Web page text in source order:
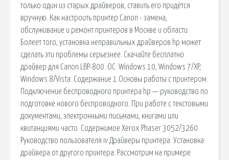
только один из старых драйверов, ставить его придётся
вручную. Как настроить принтер Canon - замена,
обслуживание и ремонт принтеров в Москве и области.
Болеет того, установка неправильных драйверов hp может
сделать эти проблемы серьезнее. Скачайте бесплатно
драйвер для Canon LBP-800. ОС: Windows 10, Windows 7/XP,
Windows 8/Vista. Содержание 1 Основы работы с принтером.
Подключение беспроводного принтера hp — руководство по
подготовке нового беспроводного. При работе с текстовыми
документами, электронными письмами, книгами или
квитанциями часто. Содержимое Xerox Phaser 3052/3260
Руководство пользователя iv Драйверы принтера. Установка
драйвера от другого принтера. Рассмотрим на примере